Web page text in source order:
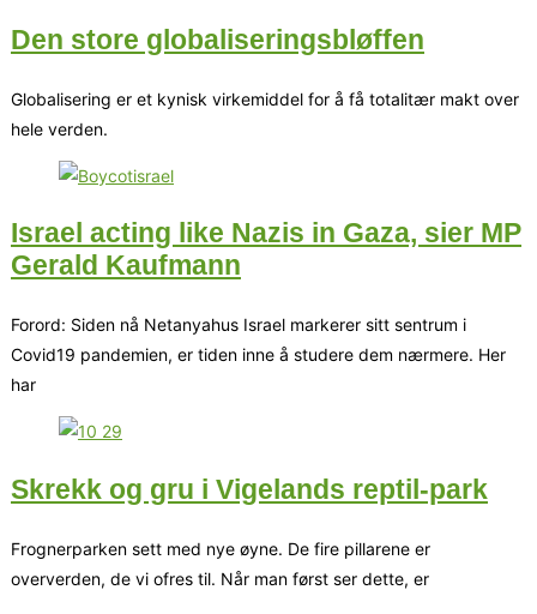
Den store globaliseringsbløffen
Globalisering er et kynisk virkemiddel for å få totalitær makt over
hele verden.
Israel acting like Nazis in Gaza, sier MP
Gerald Kaufmann
Forord: Siden nå Netanyahus Israel markerer sitt sentrum i
Covid19 pandemien, er tiden inne å studere dem nærmere. Her
har
Skrekk og gru i Vigelands reptil-park
Frognerparken sett med nye øyne. De fire pillarene er
oververden, de vi ofres til. Når man først ser dette, er